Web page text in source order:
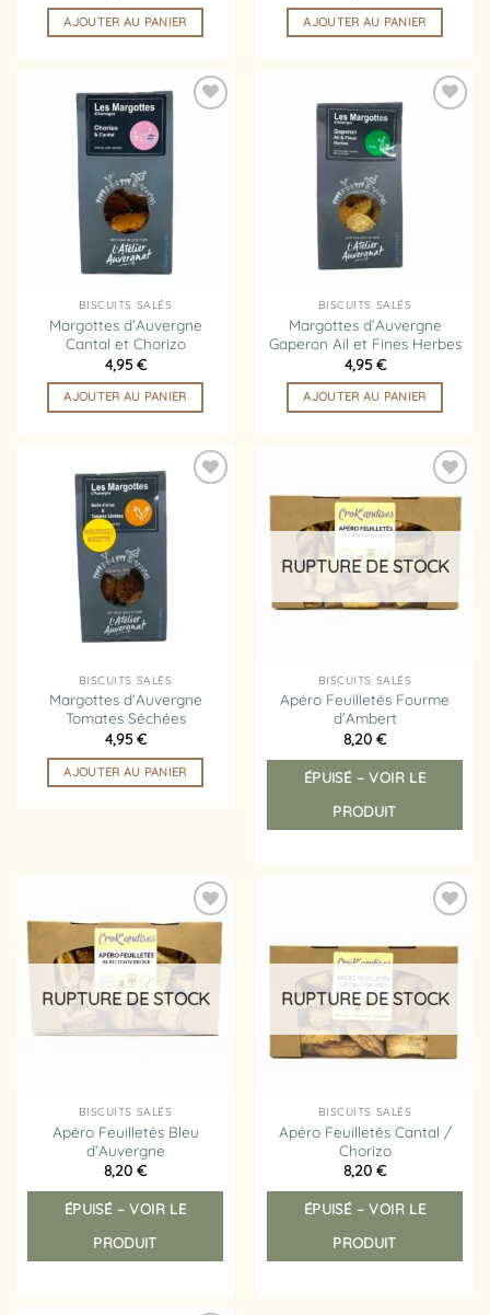
AJOUTER AU PANIER AJOUTER AU PANIER
BISCUITS SALÉS
Margottes d’Auvergne
Cantal et Chorizo
4,95€
AJOUTER AU PANIER
BISCUITS SALÉS
Margottes d’Auvergne
Gaperon Ail et Fines Herbes
4,95€
AJOUTER AU PANIER
BISCUITS SALÉS
Margottes d’Auvergne
Tomates Séchées
4,95€
AJOUTER AU PANIER
Ajouter
liste
d’envies
RUPTURE DE STOCK
BISCUITS SALÉS
Apéro Feuilletés Fourme
d’Ambert
8,20 €
ÉPUISÉ – VOIR LE
PRODUIT
Ajouter
liste
d’envies
RUPTURE DE STOCK
BISCUITS SALÉS
Apéro Feuilletés Bleu
d’Auvergne
8,20 €
ÉPUISÉ – VOIR LE
PRODUIT
à la
liste
d’envies
RUPTURE DE STOCK
BISCUITS SALÉS
Apéro Feuilletés Cantal /
Chorizo
8,20 €
ÉPUISÉ – VOIR LE
PRODUIT